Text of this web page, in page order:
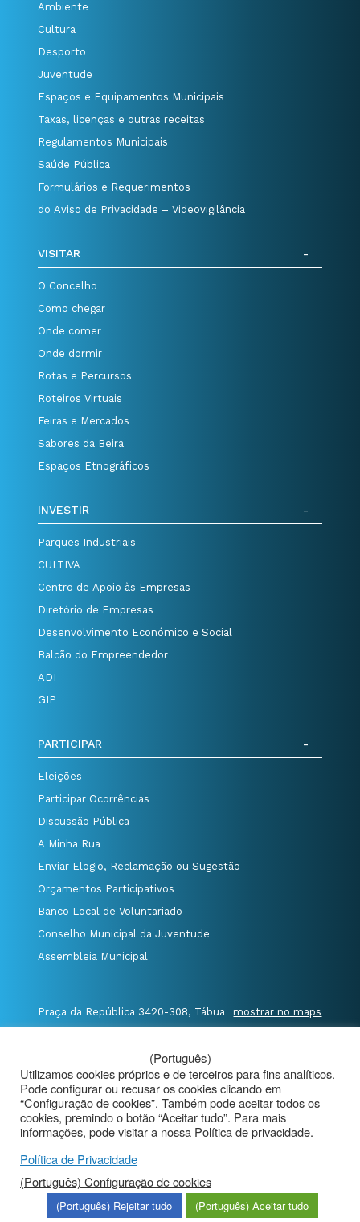
Ambiente
Cultura
Desporto
Juventude
Espaços e Equipamentos Municipais
Taxas, licenças e outras receitas
Regulamentos Municipais
Saúde Pública
Formulários e Requerimentos
do Aviso de Privacidade – Videovigilância
VISITAR
O Concelho
Como chegar
Onde comer
Onde dormir
Rotas e Percursos
Roteiros Virtuais
Feiras e Mercados
Sabores da Beira
Espaços Etnográficos
INVESTIR
Parques Industriais
CULTIVA
Centro de Apoio às Empresas
Diretório de Empresas
Desenvolvimento Económico e Social
Balcão do Empreendedor
ADI
GIP
PARTICIPAR
Eleições
Participar Ocorrências
Discussão Pública
A Minha Rua
Enviar Elogio, Reclamação ou Sugestão
Orçamentos Participativos
Banco Local de Voluntariado
Conselho Municipal da Juventude
Assembleia Municipal
Praça da República 3420-308, Tábua mostrar no maps
E. geral@cm-tabua.pt
@Município de Tábua | Mapa do Portal
|
Politica de Privacidade
|
Aviso de Privacidade - Videovigilância
(Português)
Utilizamos cookies próprios e de terceiros para fins analíticos.
Pode configurar ou recusar os cookies clicando em
“Configuração de cookies”. Também pode aceitar todos os
cookies, premindo o botão “Aceitar tudo”. Para mais
informações, pode visitar a nossa Política de privacidade.
Política de Privacidade
(Português) Configuração de cookies
(Português) Rejeitar tudo (Português) Aceitar tudo